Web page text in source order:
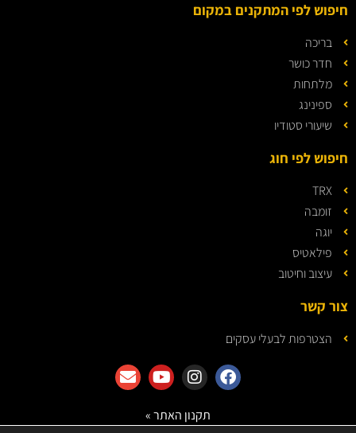
חיפוש לפי המתקנים במקום
בריכה
חדר כושר
מלתחות
ספינינג
שיעורי סטודיו
חיפוש לפי חוג
TRX
זומבה
יוגה
פילאטיס
עיצוב וחיטוב
צור קשר
הצטרפות לבעלי עסקים
תקנון האתר »